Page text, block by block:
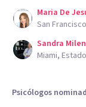
Maria De
San
Sandra
Miami,
Psicólogos